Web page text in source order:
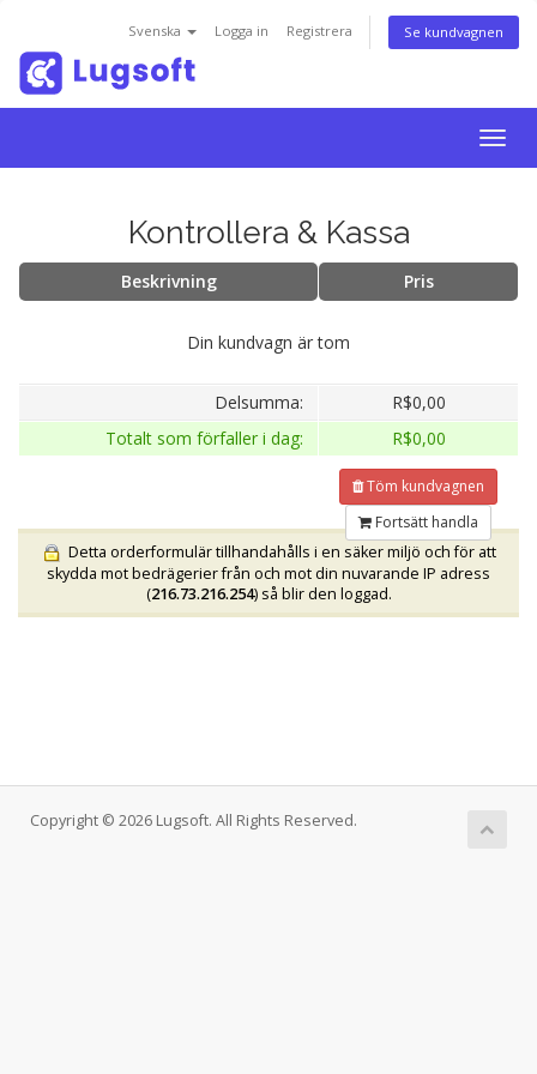
Svenska Logga in Registrera Se kundvagnen
Kontrollera & Kassa
Beskrivning Pris
Din kundvagn är tom
Delsumma:
R$0,00
Totalt som förfaller i dag:
R$0,00
Töm kundvagnen
Fortsätt handla
Detta orderformulär tillhandahålls i en säker miljö och för att
skydda mot bedrägerier från och mot din nuvarande IP adress
(216.73.216.254) så blir den loggad.
Copyright © 2026 Lugsoft. All Rights Reserved.